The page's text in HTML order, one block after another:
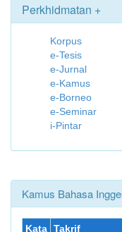
Perkhidmatan +
Korpus
e-Tesis
e-Jurnal
e-Kamus
e-Borneo
e-Seminar
i-Pintar
Kamus Bahasa
Kata Takrif